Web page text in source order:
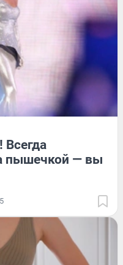
Всегда
пышечкой — вы
5